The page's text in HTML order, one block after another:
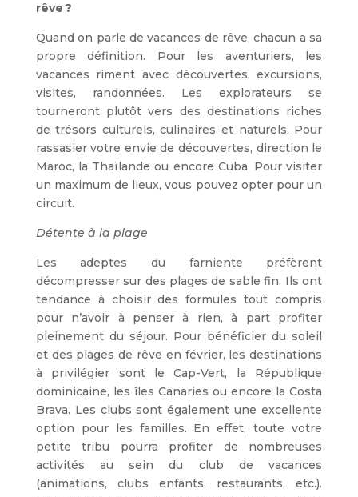
rêve ?
Quand on parle de vacances de rêve, chacun a sa
propre définition. Pour les aventuriers, les
vacances riment avec découvertes, excursions,
visites, randonnées. Les explorateurs se
tourneront plutôt vers des destinations riches
de trésors culturels, culinaires et naturels. Pour
rassasier votre envie de découvertes, direction le
Maroc, la Thaïlande ou encore Cuba. Pour visiter
un maximum de lieux, vous pouvez opter pour un
circuit.
Détente à la plage
Les adeptes du farniente préfèrent
décompresser sur des plages de sable fin. Ils ont
tendance à choisir des formules tout compris
pour n’avoir à penser à rien, à part profiter
pleinement du séjour. Pour bénéficier du soleil
et des plages de rêve en février, les destinations
à privilégier sont le Cap-Vert, la République
dominicaine, les îles Canaries ou encore la Costa
Brava. Les clubs sont également une excellente
option pour les familles. En effet, toute votre
petite tribu pourra profiter de nombreuses
activités au sein du club de vacances
(animations, clubs enfants, restaurants, etc.).